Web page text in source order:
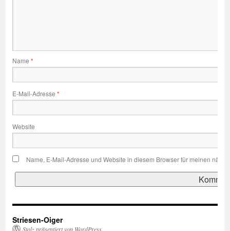
Name *
E-Mail-Adresse *
Website
Name, E-Mail-Adresse und Website in diesem Browser für meinen
Striesen-Oiger
Stolz präsentiert von WordPress.